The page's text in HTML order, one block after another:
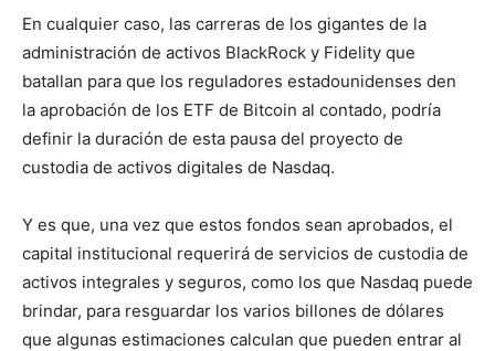
En cualquier caso, las carreras de los gigantes de la
administración de activos BlackRock y Fidelity que
batallan para que los reguladores estadounidenses den
la aprobación de los ETF de Bitcoin al contado, podría
definir la duración de esta pausa del proyecto de
custodia de activos digitales de Nasdaq.
Y es que, una vez que estos fondos sean aprobados, el
capital institucional requerirá de servicios de custodia de
activos integrales y seguros, como los que Nasdaq puede
brindar, para resguardar los varios billones de dólares
que algunas estimaciones calculan que pueden entrar al